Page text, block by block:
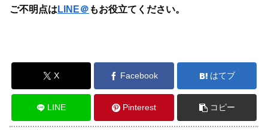
ご不明点はLINE＠ もお役立てください。
X Facebook はてブ
LINE Pinterest コピー